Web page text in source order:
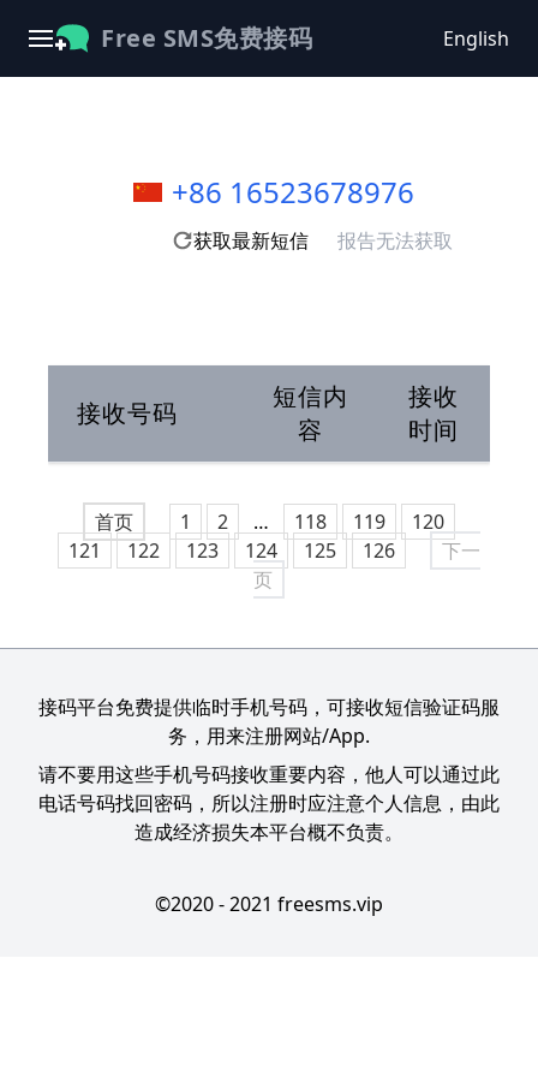
Free SMS免费接码 English
+86 16523678976
获取最新短信 报告无法获取
接收号码
短信内
容
接收
时间
首页 1 2 … 118 119
120
121
122 123 124 125 126
下一
页
接码平台免费提供临时手机号码，可接收短信验证码服
务，用来注册网站/App.
请不要用这些手机号码接收重要内容，他人可以通过此
电话号码找回密码，所以注册时应注意个人信息，由此
造成经济损失本平台概不负责。
©2020 - 2021 freesms.vip